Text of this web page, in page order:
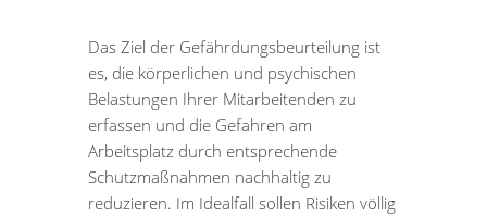
Das Ziel der Gefährdungsbeurteilung ist
es, die körperlichen und psychischen
Belastungen Ihrer Mitarbeitenden zu
erfassen und die Gefahren am
Arbeitsplatz durch entsprechende
Schutzmaßnahmen nachhaltig zu
reduzieren. Im Idealfall sollen Risiken völlig